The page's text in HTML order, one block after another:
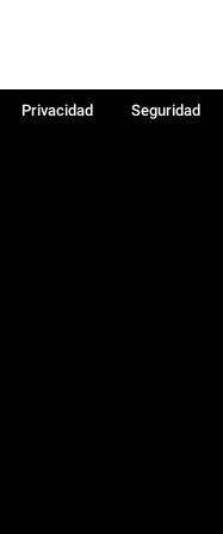
Privacidad Seguridad